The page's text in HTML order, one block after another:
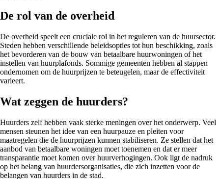
De rol van de overheid
De overheid speelt een cruciale rol in het reguleren van de huursector.
Steden hebben verschillende beleidsopties tot hun beschikking, zoals
het bevorderen van de bouw van betaalbare huurwoningen of het
instellen van huurplafonds. Sommige gemeenten hebben al stappen
ondernomen om de huurprijzen te beteugelen, maar de effectiviteit
varieert.
Wat zeggen de huurders?
Huurders zelf hebben vaak sterke meningen over het onderwerp. Veel
mensen steunen het idee van een huurpauze en pleiten voor
maatregelen die de huurprijzen kunnen stabiliseren. Ze stellen dat het
aanbod van betaalbare woningen moet toenemen en dat er meer
transparantie moet komen over huurverhogingen. Ook ligt de nadruk
op het belang van huurdersorganisaties, die zich inzetten voor de
belangen van huurders in de stad.